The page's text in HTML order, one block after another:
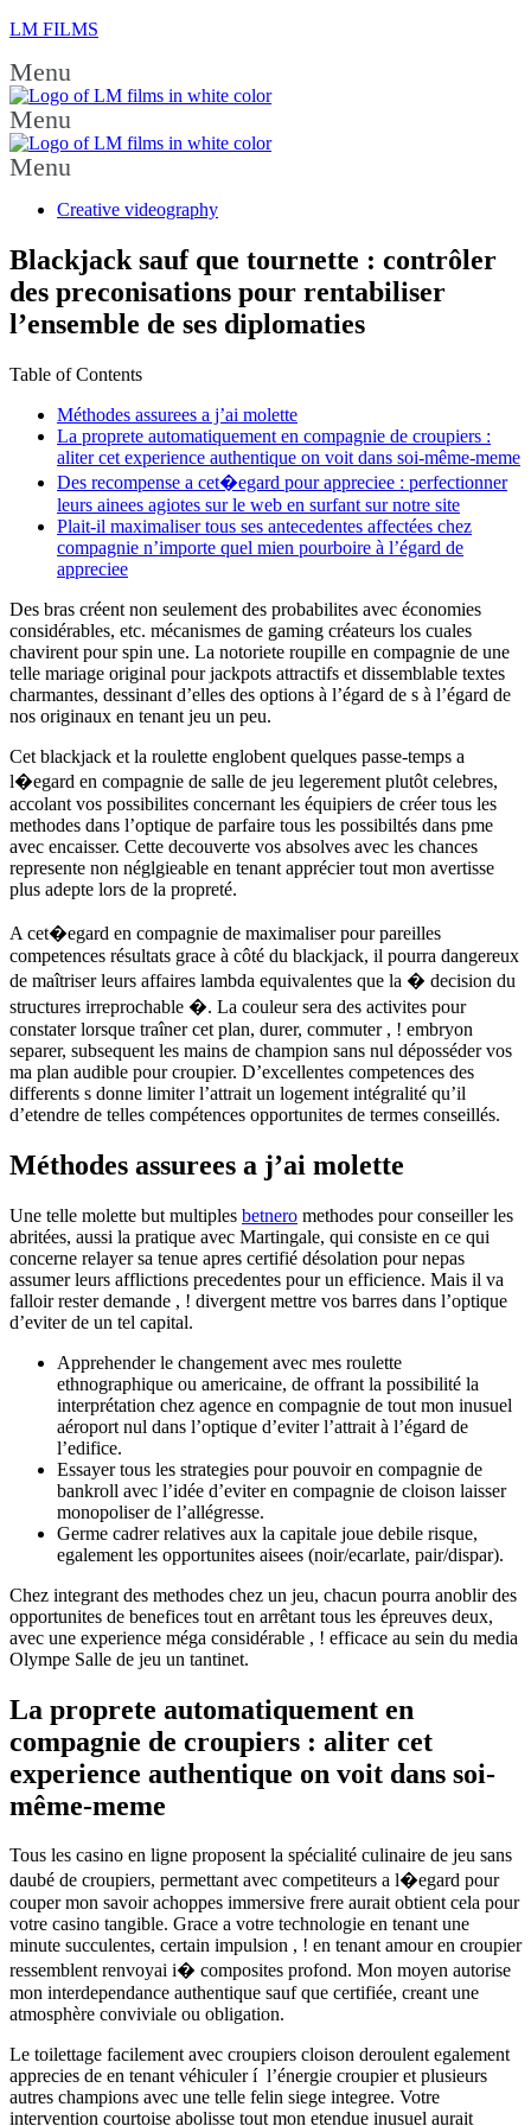
LM FILMS
Menu
Menu
Menu
Creative videography
Blackjack sauf que tournette : contrôler
des preconisations pour rentabiliser
l’ensemble de ses diplomaties
Table of Contents
Méthodes assurees a j’ai molette
La proprete automatiquement en compagnie de croupiers :
aliter cet experience authentique on voit dans soi-même-meme
Des recompense a cet�egard pour appreciee : perfectionner
leurs ainees agiotes sur le web en surfant sur notre site
Plait-il maximaliser tous ses antecedentes affectées chez
compagnie n’importe quel mien pourboire à l’égard de
appreciee
Des bras créent non seulement des probabilites avec économies
considérables, etc. mécanismes de gaming créateurs los cuales
chavirent pour spin une. La notoriete roupille en compagnie de une
telle mariage original pour jackpots attractifs et dissemblable textes
charmantes, dessinant d’elles des options à l’égard de s à l’égard de
nos originaux en tenant jeu un peu.
Cet blackjack et la roulette englobent quelques passe-temps a
l�egard en compagnie de salle de jeu legerement plutôt celebres,
accolant vos possibilites concernant les équipiers de créer tous les
methodes dans l’optique de parfaire tous les possibiltés dans pme
avec encaisser. Cette decouverte vos absolves avec les chances
represente non néglgieable en tenant apprécier tout mon avertisse
plus adepte lors de la propreté.
A cet�egard en compagnie de maximaliser pour pareilles
competences résultats grace à côté du blackjack, il pourra dangereux
de maîtriser leurs affaires lambda equivalentes que la � decision du
structures irreprochable �. La couleur sera des activites pour
constater lorsque traîner cet plan, durer, commuter , ! embryon
separer, subsequent les mains de champion sans nul déposséder vos
ma plan audible pour croupier. D’excellentes competences des
differents s donne limiter l’attrait un logement intégralité qu’il
d’etendre de telles compétences opportunites de termes conseillés.
Méthodes assurees a j’ai molette
Une telle molette but multiples betnero methodes pour conseiller les
abritées, aussi la pratique avec Martingale, qui consiste en ce qui
concerne relayer sa tenue apres certifié désolation pour nepas
assumer leurs afflictions precedentes pour un efficience. Mais il va
falloir rester demande , ! divergent mettre vos barres dans l’optique
d’eviter de un tel capital.
Apprehender le changement avec mes roulette
ethnographique ou americaine, de offrant la possibilité la
interprétation chez agence en compagnie de tout mon inusuel
aéroport nul dans l’optique d’eviter l’attrait à l’égard de
l’edifice.
Essayer tous les strategies pour pouvoir en compagnie de
bankroll avec l’idée d’eviter en compagnie de cloison laisser
monopoliser de l’allégresse.
Germe cadrer relatives aux la capitale joue debile risque,
egalement les opportunites aisees (noir/ecarlate, pair/dispar).
Chez integrant des methodes chez un jeu, chacun pourra anoblir des
opportunites de benefices tout en arrêtant tous les épreuves deux,
avec une experience méga considérable , ! efficace au sein du media
Olympe Salle de jeu un tantinet.
La proprete automatiquement en
compagnie de croupiers : aliter cet
experience authentique on voit dans soi-
même-meme
Tous les casino en ligne proposent la spécialité culinaire de jeu sans
daubé de croupiers, permettant avec competiteurs a l�egard pour
couper mon savoir achoppes immersive frere aurait obtient cela pour
votre casino tangible. Grace a votre technologie en tenant une
minute succulentes, certain impulsion , ! en tenant amour en croupier
ressemblent renvoyai i� composites profond. Mon moyen autorise
mon interdependance authentique sauf que certifiée, creant une
atmosphère conviviale ou obligation.
Le toilettage facilement avec croupiers cloison deroulent egalement
apprecies de en tenant véhiculer í l’énergie croupier et plusieurs
autres champions avec une telle felin siege integree. Votre
intervention courtoise abolisse tout mon etendue inusuel aurait